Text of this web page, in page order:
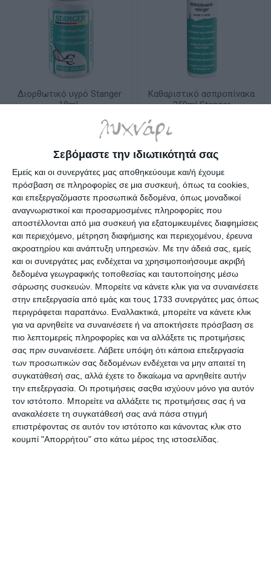
Σεβόμαστε την ιδιωτικότητά σας
Εμείς και οι συνεργάτες μας αποθηκεύουμε και/ή έχουμε
πρόσβαση σε πληροφορίες σε μια συσκευή, όπως τα cookies,
και επεξεργαζόμαστε προσωπικά δεδομένα, όπως μοναδικοί
αναγνωριστικοί και προσαρμοσμένες πληροφορίες που
αποστέλλονται από μια συσκευή για εξατομικευμένες διαφημίσεις
και περιεχόμενο, μέτρηση διαφήμισης και περιεχομένου, έρευνα
ακροατηρίου και ανάπτυξη υπηρεσιών. Με την άδειά σας, εμείς
και οι συνεργάτες μας ενδέχεται να χρησιμοποιήσουμε ακριβή
δεδομένα γεωγραφικής τοποθεσίας και ταυτοποίησης μέσω
σάρωσης συσκευών. Μπορείτε να κάνετε κλικ για να συναινέσετε
στην επεξεργασία από εμάς και τους 1733 συνεργάτες μας όπως
περιγράφεται παραπάνω. Εναλλακτικά, μπορείτε να κάνετε κλικ
για να αρνηθείτε να συναινέσετε ή να αποκτήσετε πρόσβαση σε
πιο λεπτομερείς πληροφορίες και να αλλάξετε τις προτιμήσεις
σας πριν συναινέσετε. Λάβετε υπόψη ότι κάποια επεξεργασία
των προσωπικών σας δεδομένων ενδέχεται να μην απαιτεί τη
συγκατάθεσή σας, αλλά έχετε το δικαίωμα να αρνηθείτε αυτήν
την επεξεργασία. Οι προτιμήσεις σαςθα ισχύουν μόνο για αυτόν
τον ιστότοπο. Μπορείτε να αλλάξετε τις προτιμήσεις σας ή να
ανακαλέσετε τη συγκατάθεσή σας ανά πάσα στιγμή
επιστρέφοντας σε αυτόν τον ιστότοπο και κάνοντας κλικ στο
κουμπί "Απορρήτου" στο κάτω μέρος της ιστοσελίδας.
Διορθωτικό υγρό Stanger
18ml.
Καθαριστικό ασπροπίνακα
250ml Stanger
Καθαριστικό οθόνης
Stanger 250ml
Λίγα τεμάχια διαθέσιμα!
4,49€
Καθαριστικός Αφρός
Stanger 400ml.
Λίγα τεμάχια διαθέσιμα!
5,75€